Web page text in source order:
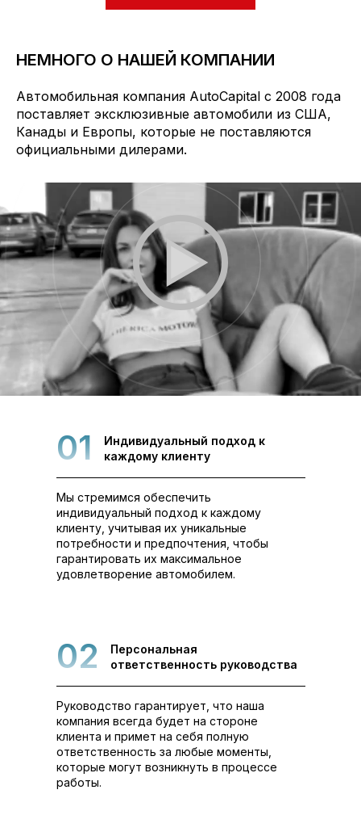
НЕМНОГО О НАШЕЙ КОМПАНИИ
Автомобильная компания AutoCapital с 2008 года
поставляет эксклюзивные автомобили из США,
Канады и Европы, которые не поставляются
официальными дилерами.
01
Индивидуальный подход к
каждому клиенту
Мы стремимся обеспечить
индивидуальный подход к каждому
клиенту, учитывая их уникальные
потребности и предпочтения, чтобы
гарантировать их максимальное
удовлетворение автомобилем.
02
Персональная
ответственность руководства
Руководство гарантирует, что наша
компания всегда будет на стороне
клиента и примет на себя полную
ответственность за любые моменты,
которые могут возникнуть в процессе
работы.